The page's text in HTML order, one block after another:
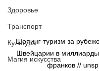
Здоровье
Транспорт
Культура
Магия искусства
Шопинг-туризм за
Швейцарии в
франков //